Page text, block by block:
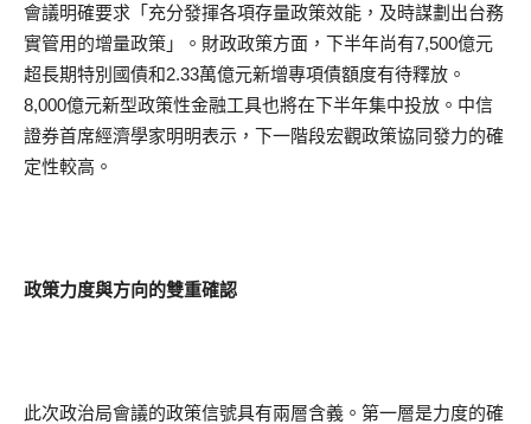
會議明確要求「充分發揮各項存量政策效能，及時謀劃出台務
實管用的增量政策」。財政政策方面，下半年尚有7,500億元
超長期特別國債和2.33萬億元新增專項債額度有待釋放。
8,000億元新型政策性金融工具也將在下半年集中投放。中信
證券首席經濟學家明明表示，下一階段宏觀政策協同發力的確
定性較高。
政策力度與方向的雙重確認
此次政治局會議的政策信號具有兩層含義。第一層是力度的確